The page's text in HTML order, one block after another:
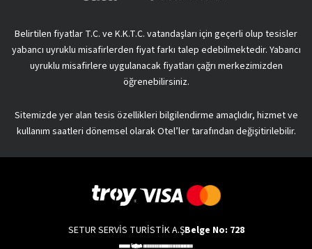
Belirtilen fiyatlar T.C. ve K.K.T.C. vatandaşları için geçerli olup tesisler
yabancı uyruklu misafirlerden fiyat farkı talep edebilmektedir. Yabancı
uyruklu misafirlere uygulanacak fiyatları çağrı merkezimizden
öğrenebilirsiniz.
Sitemizde yer alan tesis özellikleri bilgilendirme amaçlıdır, hizmet ve
kullanım saatleri dönemsel olarak Otel’ler tarafından değişitirilebilir.
SETUR SERVİS TURİSTİK A.ŞBelge No: 728